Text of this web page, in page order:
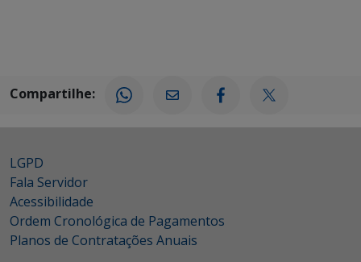
Compartilhe:
LGPD
Fala Servidor
Acessibilidade
Ordem Cronológica de Pagamentos
Planos de Contratações Anuais